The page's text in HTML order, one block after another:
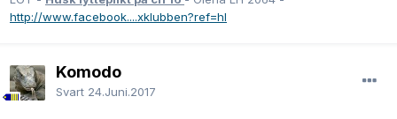
http://www.facebook....xklubben?ref=hl
Komodo
Svart 24.Juni.2017